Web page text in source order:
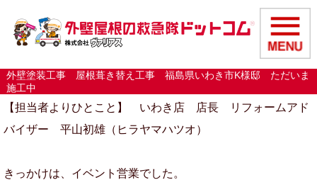
外壁塗装工事 屋根葺き替え工事 福島県いわき市K様邸 ただいま
施工中
【担当者よりひとこと】 いわき店 店長 リフォームアド
バイザー 平山初雄（ヒラヤマハツオ）
きっかけは、イベント営業でした。